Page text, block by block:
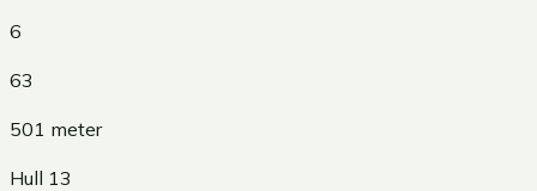
6
63
501 meter
Hull 13